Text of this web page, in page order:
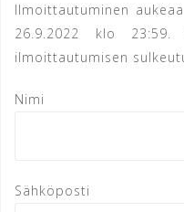
Ilmoittautuminen
26.9.2022 klo 23:59.
ilmoittautumisen
Nimi
Sähköposti